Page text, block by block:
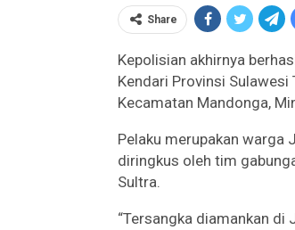
Share
Kepolisian akhirnya
Kendari Provinsi
Kecamatan Mandonga,
Pelaku merupakan warga
diringkus oleh tim
Sultra.
“Tersangka diamankan di